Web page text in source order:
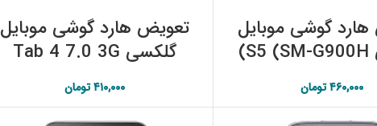
گوشی موبایل
گلکسی S5 (SM-G900H)
سامسونگ
۴۶۰,۰۰۰تومان
تعویض هارد گوشی موبایل
گلکسی Tab 4 7.0 3G
(SM-T231) سامسونگ
۴۱۰,۰۰۰تومان